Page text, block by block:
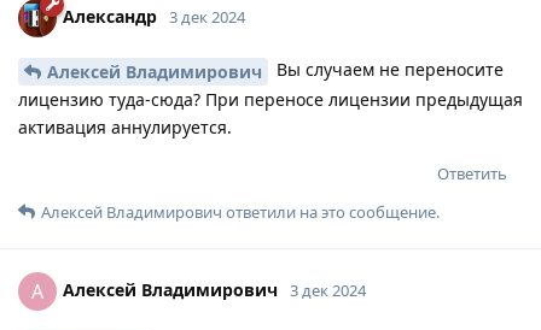
Александр 3 дек 2024
Алексей Владимирович
Вы случаем не переносите
лицензию туда-сюда? При переносе лицензии предыдущая
активация аннулируется.
Ответить
Алексей Владимирович ответили на это сообщение.
А Алексей Владимирович 3 дек 2024